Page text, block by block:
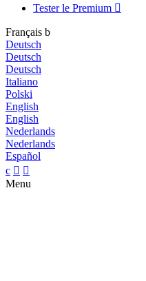
Tester le Premium 
Français b
Deutsch
Deutsch
Deutsch
Italiano
Polski
English
English
Nederlands
Nederlands
Español
c  
Menu